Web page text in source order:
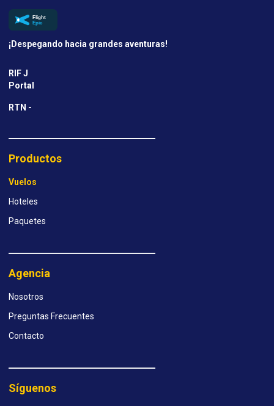
¡Despegando hacia grandes aventuras!
RIF J
Portal
RTN -
Productos
Vuelos
Hoteles
Paquetes
Agencia
Nosotros
Preguntas Frecuentes
Contacto
Síguenos